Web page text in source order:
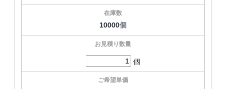
10000個
個